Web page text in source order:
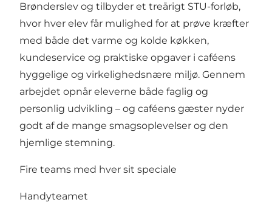
Brønderslev og tilbyder et treårigt STU-forløb,
hvor hver elev får mulighed for at prøve kræfter
med både det varme og kolde køkken,
kundeservice og praktiske opgaver i caféens
hyggelige og virkelighedsnære miljø. Gennem
arbejdet opnår eleverne både faglig og
personlig udvikling – og caféens gæster nyder
godt af de mange smagsoplevelser og den
hjemlige stemning.
Fire teams med hver sit speciale
Handyteamet